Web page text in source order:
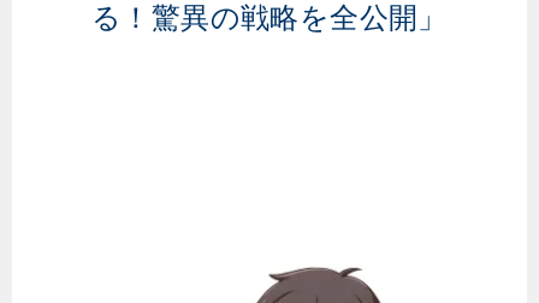
る！驚異の戦略を全公開」